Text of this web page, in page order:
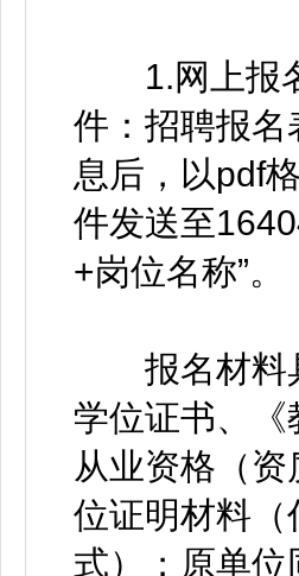
1.网上报名
件：招聘报
息后，以pdf
件发送至
+岗位名称”。
报名材料具
学位证书、
从业资格（
位证明材料
式）；原单